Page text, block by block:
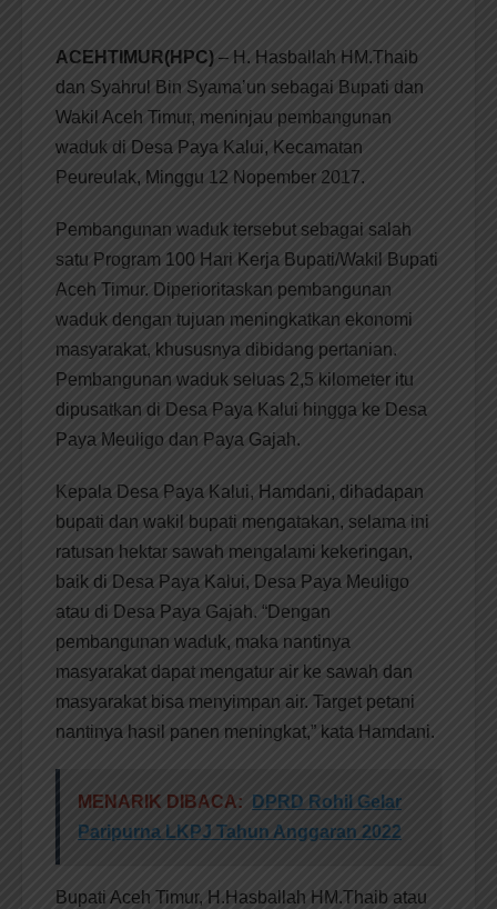
ACEHTIMUR(HPC) – H. Hasballah HM.Thaib
dan Syahrul Bin Syama’un sebagai Bupati dan
Wakil Aceh Timur, meninjau pembangunan
waduk di Desa Paya Kalui, Kecamatan
Peureulak, Minggu 12 Nopember 2017.
Pembangunan waduk tersebut sebagai salah
satu Program 100 Hari Kerja Bupati/Wakil Bupati
Aceh Timur. Diperioritaskan pembangunan
waduk dengan tujuan meningkatkan ekonomi
masyarakat, khususnya dibidang pertanian.
Pembangunan waduk seluas 2,5 kilometer itu
dipusatkan di Desa Paya Kalui hingga ke Desa
Paya Meuligo dan Paya Gajah.
Kepala Desa Paya Kalui, Hamdani, dihadapan
bupati dan wakil bupati mengatakan, selama ini
ratusan hektar sawah mengalami kekeringan,
baik di Desa Paya Kalui, Desa Paya Meuligo
atau di Desa Paya Gajah. “Dengan
pembangunan waduk, maka nantinya
masyarakat dapat mengatur air ke sawah dan
masyarakat bisa menyimpan air. Target petani
nantinya hasil panen meningkat,” kata Hamdani.
MENARIK DIBACA:
DPRD Rohil Gelar
Paripurna LKPJ Tahun Anggaran 2022
Bupati Aceh Timur, H.Hasballah HM.Thaib atau